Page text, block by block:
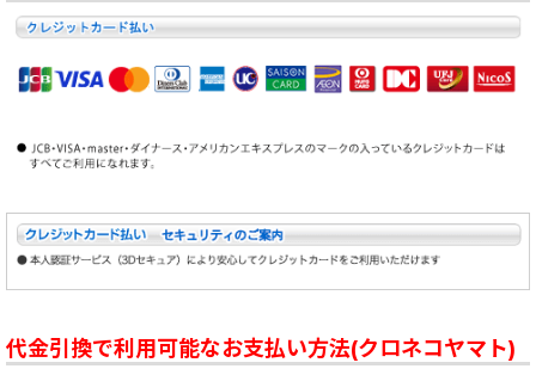
代金引換で利用可能なお支払い方法(クロネコヤマト)